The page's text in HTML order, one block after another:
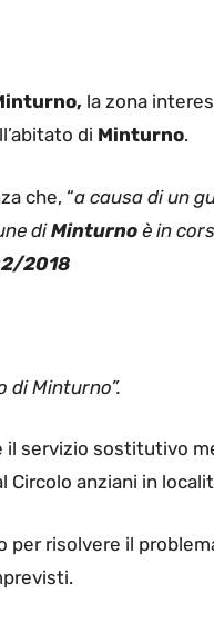
la zona
di Minturno.
che, “a causa di un
diMinturno è in
2018
di Minturno”.
il servizio sostitutivo
anziani in
per risolvere il